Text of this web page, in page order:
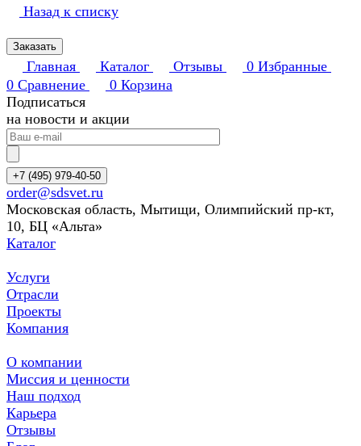
Назад к списку
Заказать
Главная Каталог Отзывы 0 Избранные
0 Сравнение 0 Корзина
Подписаться
на новости и акции
+7 (495) 979-40-50
order@sdsvet.ru
Московская область, Мытищи, Олимпийский пр-кт,
10, БЦ «Альта»
Каталог
Услуги
Отрасли
Проекты
Компания
О компании
Миссия и ценности
Наш подход
Карьера
Отзывы